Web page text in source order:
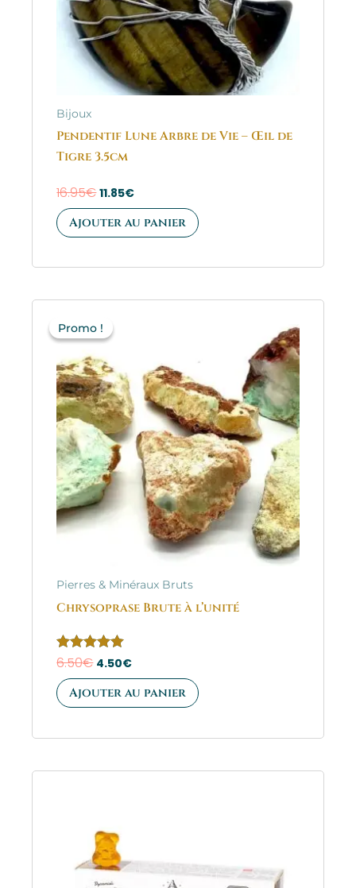
Bijoux
Pendentif Lune Arbre de Vie – Œil de
Tigre 3.5cm
16.95€ 11.85€
Ajouter au panier
Promo !
Promo !
Pierres & Minéraux Bruts
Chrysoprase Brute à l’unité
Note
sur 5
6.50€
prix
initial
était :
6.50€.
4.50€
4.50€.
Ajouter au panier